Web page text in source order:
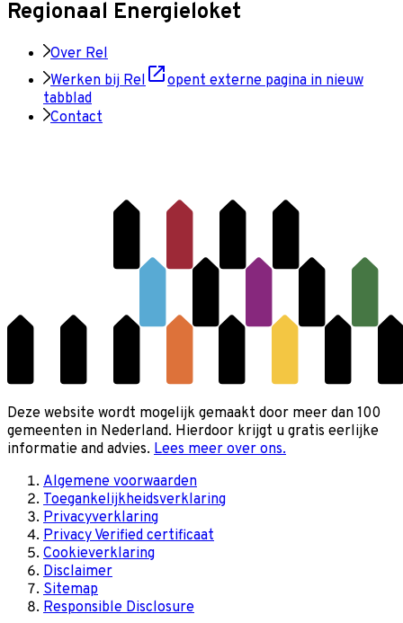
Regionaal Energieloket
Over Rel
Werken bij Rel
opent externe pagina in nieuw
tabblad
Contact
Deze website wordt mogelijk gemaakt door meer dan 100
gemeenten in Nederland. Hierdoor krijgt u gratis eerlijke
informatie and advies. Lees meer over ons.
Algemene voorwaarden
Toegankelijkheidsverklaring
Privacyverklaring
Privacy Verified certificaat
Cookieverklaring
Disclaimer
Sitemap
Responsible Disclosure